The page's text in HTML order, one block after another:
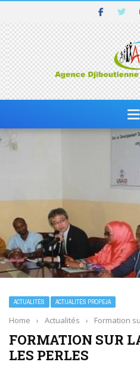
ACTUALITÉS ACTUALITÉS PROPEJA
Home › Actualités › Formation
FORMATION SUR
LES PERLES